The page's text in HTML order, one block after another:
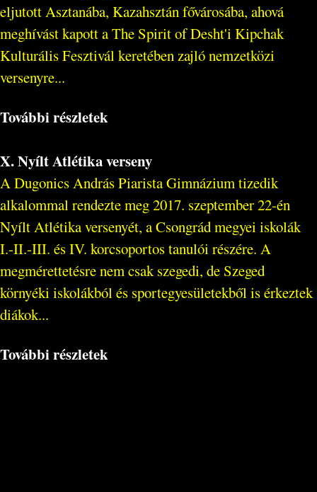
eljutott Asztanába, Kazahsztán fővárosába, ahová
meghívást kapott a The Spirit of Desht'i Kipchak
Kulturális Fesztivál keretében zajló nemzetközi
versenyre...
További részletek
X. Nyílt Atlétika verseny
A Dugonics András Piarista Gimnázium tizedik
alkalommal rendezte meg 2017. szeptember 22-én
Nyílt Atlétika versenyét, a Csongrád megyei iskolák
I.-II.-III. és IV. korcsoportos tanulói részére. A
megmérettetésre nem csak szegedi, de Szeged
környéki iskolákból és sportegyesületekből is érkeztek
diákok...
További részletek